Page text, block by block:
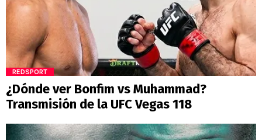
REDSPORT
¿Dónde ver Bonfim vs Muhammad?
Transmisión de la UFC Vegas 118